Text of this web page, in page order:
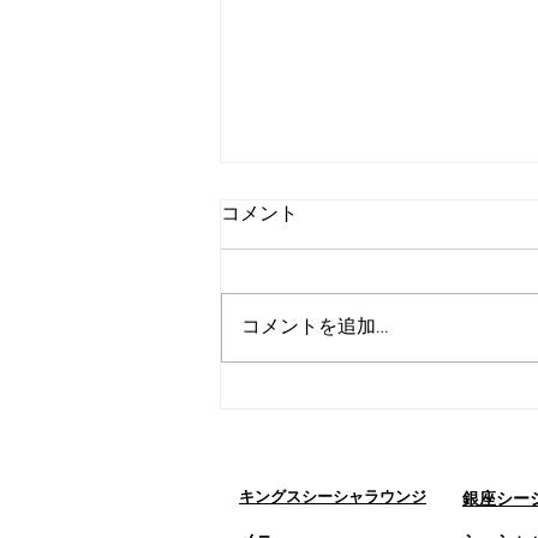
版】
コメント
コメントを追加…
キングスシーシャラウンジ
銀座シー